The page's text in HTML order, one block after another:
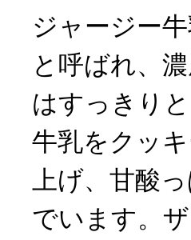
ジャージー
と呼ばれ、
はすっきり
牛乳をクッ
上げ、甘酸
でいます。